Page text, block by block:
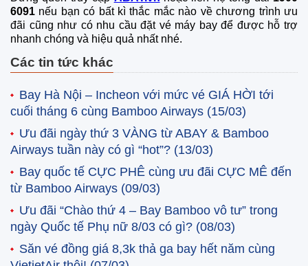
6091 nếu bạn có bất kì thắc mắc nào về chương trình ưu
đãi cũng như có nhu cầu đặt vé máy bay để được hỗ trợ
nhanh chóng và hiệu quả nhất nhé.
Các tin tức khác
Bay Hà Nội – Incheon với mức vé GIÁ HỜI tới
cuối tháng 6 cùng Bamboo Airways (15/03)
Ưu đãi ngày thứ 3 VÀNG từ ABAY & Bamboo
Airways tuần này có gì “hot”? (13/03)
Bay quốc tế CỰC PHÊ cùng ưu đãi CỰC MÊ đến
từ Bamboo Airways (09/03)
Ưu đãi “Chào thứ 4 – Bay Bamboo vô tư” trong
ngày Quốc tế Phụ nữ 8/03 có gì? (08/03)
Săn vé đồng giá 8,3k thả ga bay hết năm cùng